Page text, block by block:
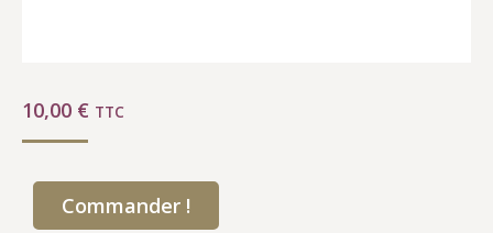
10,00 € TTC
Commander !